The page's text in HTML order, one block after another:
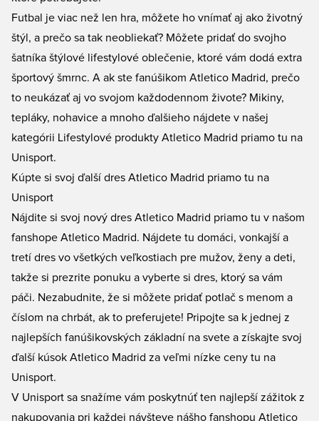
Futbal je viac než len hra, môžete ho vnímať aj ako životný
štýl, a prečo sa tak neobliekať? Môžete pridať do svojho
šatníka štýlové lifestylové oblečenie, ktoré vám dodá extra
športový šmrnc. A ak ste fanúšikom Atletico Madrid, prečo
to neukázať aj vo svojom každodennom živote? Mikiny,
tepláky, nohavice a mnoho ďalšieho nájdete v našej
kategórii Lifestylové produkty Atletico Madrid priamo tu na
Unisport.
Kúpte si svoj ďalší dres Atletico Madrid priamo tu na
Unisport
Nájdite si svoj nový dres Atletico Madrid priamo tu v našom
fanshope Atletico Madrid. Nájdete tu domáci, vonkajší a
tretí dres vo všetkých veľkostiach pre mužov, ženy a deti,
takže si prezrite ponuku a vyberte si dres, ktorý sa vám
páči. Nezabudnite, že si môžete pridať potlač s menom a
číslom na chrbát, ak to preferujete! Pripojte sa k jednej z
najlepších fanúšikovských základní na svete a získajte svoj
ďalší kúsok Atletico Madrid za veľmi nízke ceny tu na
Unisport.
V Unisport sa snažíme vám poskytnúť ten najlepší zážitok z
nakupovania pri každej návšteve nášho fanshopu Atletico